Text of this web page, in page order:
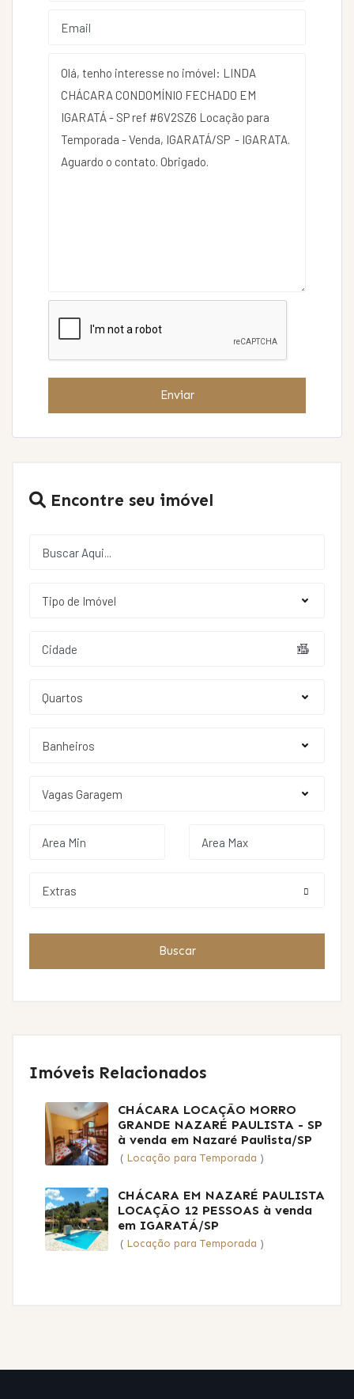
Enviar
Encontre seu imóvel
Extras
Buscar
Imóveis Relacionados
CHÁCARA LOCAÇÃO MORRO
GRANDE NAZARÉ PAULISTA - SP
à venda em Nazaré Paulista/SP
( Locação para Temporada )
CHÁCARA EM NAZARÉ PAULISTA
LOCAÇÃO 12 PESSOAS à venda
em IGARATÁ/SP
( Locação para Temporada )